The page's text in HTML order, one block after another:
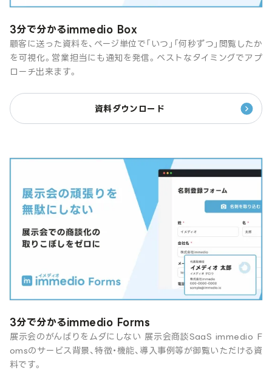
3分で分かるimmedio Box
顧客に送った資料を、ページ単位で「いつ」「何秒ずつ」閲覧したか
を可視化。営業担当にも通知を発信。ベストなタイミングでアプ
ローチ出来ます。
資料ダウンロード
3分で分かるimmedio Forms
展示会のがんばりをムダにしない 展示会商談SaaS immedio F
omsのサービス背景、特徴・機能、導入事例等が御覧いただける資
料です。